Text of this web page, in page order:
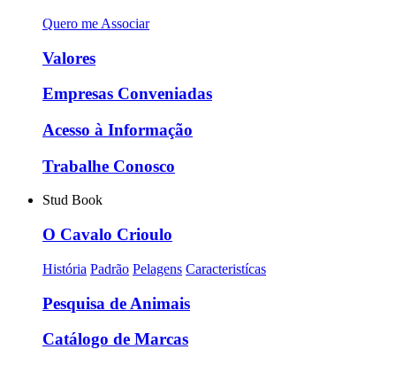
Quero me Associar
Valores
Empresas Conveniadas
Acesso à Informação
Trabalhe Conosco
Stud Book
O Cavalo Crioulo
História Padrão Pelagens Caracteristícas
Pesquisa de Animais
Catálogo de Marcas